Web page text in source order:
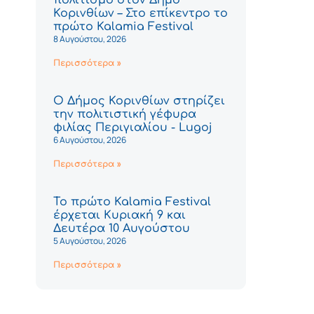
Κορινθίων – Στο επίκεντρο το
πρώτο Kalamia Festival
8 Αυγούστου, 2026
Περισσότερα »
Ο Δήμος Κορινθίων στηρίζει
την πολιτιστική γέφυρα
φιλίας Περιγιαλίου - Lugoj
6 Αυγούστου, 2026
Περισσότερα »
Το πρώτο Kalamia Festival
έρχεται Κυριακή 9 και
Δευτέρα 10 Αυγούστου
5 Αυγούστου, 2026
Περισσότερα »